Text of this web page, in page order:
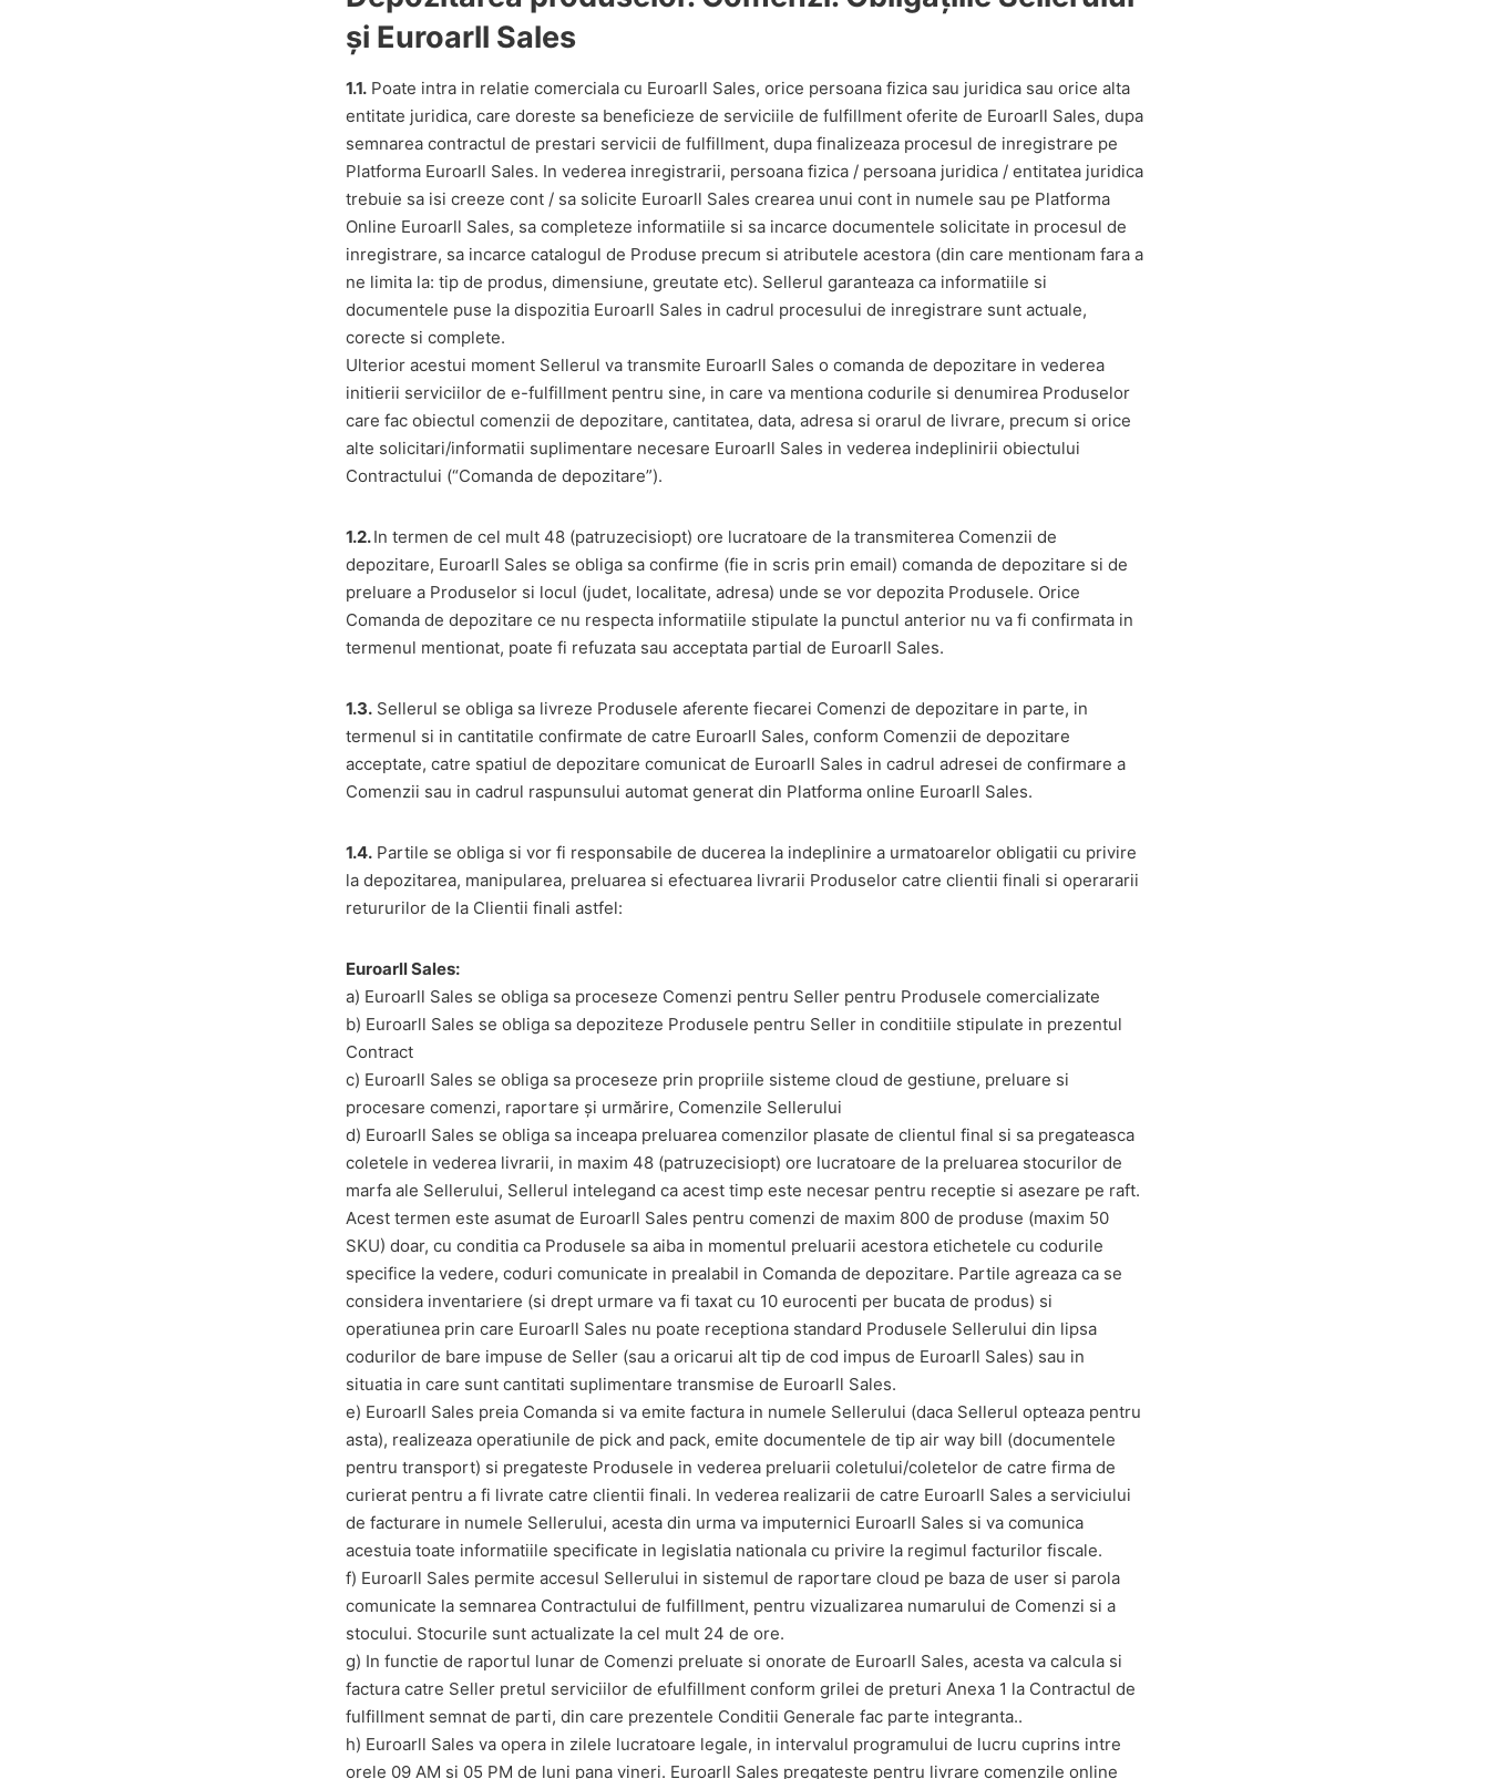
și Euroarll Sales
1.1. Poate intra in relatie comerciala cu Euroarll Sales, orice persoana fizica sau juridica sau orice alta
entitate juridica, care doreste sa beneficieze de serviciile de fulfillment oferite de Euroarll Sales, dupa
semnarea contractul de prestari servicii de fulfillment, dupa finalizeaza procesul de inregistrare pe
Platforma Euroarll Sales. In vederea inregistrarii, persoana fizica / persoana juridica / entitatea juridica
trebuie sa isi creeze cont / sa solicite Euroarll Sales crearea unui cont in numele sau pe Platforma
Online Euroarll Sales, sa completeze informatiile si sa incarce documentele solicitate in procesul de
inregistrare, sa incarce catalogul de Produse precum si atributele acestora (din care mentionam fara a
ne limita la: tip de produs, dimensiune, greutate etc). Sellerul garanteaza ca informatiile si
documentele puse la dispozitia Euroarll Sales in cadrul procesului de inregistrare sunt actuale,
corecte si complete.
Ulterior acestui moment Sellerul va transmite Euroarll Sales o comanda de depozitare in vederea
initierii serviciilor de e-fulfillment pentru sine, in care va mentiona codurile si denumirea Produselor
care fac obiectul comenzii de depozitare, cantitatea, data, adresa si orarul de livrare, precum si orice
alte solicitari/informatii suplimentare necesare Euroarll Sales in vederea indeplinirii obiectului
Contractului (“Comanda de depozitare”).
1.2.In termen de cel mult 48 (patruzecisiopt) ore lucratoare de la transmiterea Comenzii de
depozitare, Euroarll Sales se obliga sa confirme (fie in scris prin email) comanda de depozitare si de
preluare a Produselor si locul (judet, localitate, adresa) unde se vor depozita Produsele. Orice
Comanda de depozitare ce nu respecta informatiile stipulate la punctul anterior nu va fi confirmata in
termenul mentionat, poate fi refuzata sau acceptata partial de Euroarll Sales.
1.3. Sellerul se obliga sa livreze Produsele aferente fiecarei Comenzi de depozitare in parte, in
termenul si in cantitatile confirmate de catre Euroarll Sales, conform Comenzii de depozitare
acceptate, catre spatiul de depozitare comunicat de Euroarll Sales in cadrul adresei de confirmare a
Comenzii sau in cadrul raspunsului automat generat din Platforma online Euroarll Sales.
1.4. Partile se obliga si vor fi responsabile de ducerea la indeplinire a urmatoarelor obligatii cu privire
la depozitarea, manipularea, preluarea si efectuarea livrarii Produselor catre clientii finali si operararii
retururilor de la Clientii finali astfel:
Euroarll Sales:
a) Euroarll Sales se obliga sa proceseze Comenzi pentru Seller pentru Produsele comercializate
b) Euroarll Sales se obliga sa depoziteze Produsele pentru Seller in conditiile stipulate in prezentul
Contract
c) Euroarll Sales se obliga sa proceseze prin propriile sisteme cloud de gestiune, preluare si
procesare comenzi, raportare și urmărire, Comenzile Sellerului
d) Euroarll Sales se obliga sa inceapa preluarea comenzilor plasate de clientul final si sa pregateasca
coletele in vederea livrarii, in maxim 48 (patruzecisiopt) ore lucratoare de la preluarea stocurilor de
marfa ale Sellerului, Sellerul intelegand ca acest timp este necesar pentru receptie si asezare pe raft.
Acest termen este asumat de Euroarll Sales pentru comenzi de maxim 800 de produse (maxim 50
SKU) doar, cu conditia ca Produsele sa aiba in momentul preluarii acestora etichetele cu codurile
specifice la vedere, coduri comunicate in prealabil in Comanda de depozitare. Partile agreaza ca se
considera inventariere (si drept urmare va fi taxat cu 10 eurocenti per bucata de produs) si
operatiunea prin care Euroarll Sales nu poate receptiona standard Produsele Sellerului din lipsa
codurilor de bare impuse de Seller (sau a oricarui alt tip de cod impus de Euroarll Sales) sau in
situatia in care sunt cantitati suplimentare transmise de Euroarll Sales.
e) Euroarll Sales preia Comanda si va emite factura in numele Sellerului (daca Sellerul opteaza pentru
asta), realizeaza operatiunile de pick and pack, emite documentele de tip air way bill (documentele
pentru transport) si pregateste Produsele in vederea preluarii coletului/coletelor de catre firma de
curierat pentru a fi livrate catre clientii finali. In vederea realizarii de catre Euroarll Sales a serviciului
de facturare in numele Sellerului, acesta din urma va imputernici Euroarll Sales si va comunica
acestuia toate informatiile specificate in legislatia nationala cu privire la regimul facturilor fiscale.
f) Euroarll Sales permite accesul Sellerului in sistemul de raportare cloud pe baza de user si parola
comunicate la semnarea Contractului de fulfillment, pentru vizualizarea numarului de Comenzi si a
stocului. Stocurile sunt actualizate la cel mult 24 de ore.
g) In functie de raportul lunar de Comenzi preluate si onorate de Euroarll Sales, acesta va calcula si
factura catre Seller pretul serviciilor de efulfillment conform grilei de preturi Anexa 1 la Contractul de
fulfillment semnat de parti, din care prezentele Conditii Generale fac parte integranta..
h) Euroarll Sales va opera in zilele lucratoare legale, in intervalul programului de lucru cuprins intre
orele 09 AM si 05 PM de luni pana vineri. Euroarll Sales pregateste pentru livrare comenzile online